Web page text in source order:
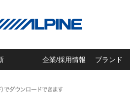
企業/採用情報 ブランド